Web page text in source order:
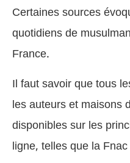
Certaines sources
quotidiens de
France.
Il faut savoir que tous
les auteurs et maisons
disponibles sur les
ligne, telles que la